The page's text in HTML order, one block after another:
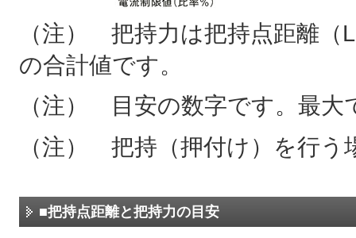
（注） 把持力は把持点距離（
の合計値です。
（注） 目安の数字です。最
（注） 把持（押付け）を行う
■把持点距離と把持力の目安